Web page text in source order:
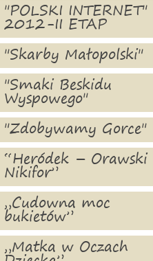
"POLSKI INTERNET"
2012-II ETAP
"Skarby Małopolski"
"Smaki Beskidu
Wyspowego"
"Zdobywamy Gorce"
“Heródek – Orawski
Nikifor”
„Cudowna moc
bukietów”
„Matka w Oczach